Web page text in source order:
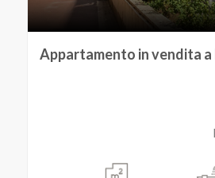
Appartamento in vendita a